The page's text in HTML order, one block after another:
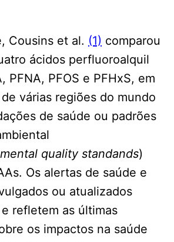
Cousins ​​et al. (1) comparou
ácidos perfluoroalquil
PFNA, PFOS e PFHxS, em
várias regiões do mundo
de saúde ou padrões
quality standands)
Os alertas de saúde e
ou atualizados
refletem as últimas
os impactos na saúde